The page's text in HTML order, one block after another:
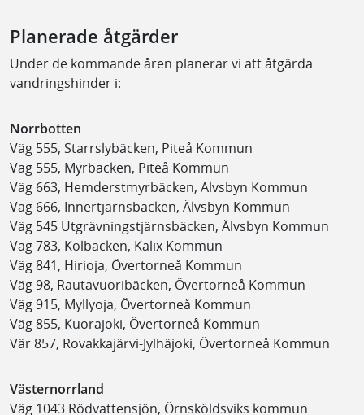
Planerade åtgärder
Under de kommande åren planerar vi att åtgärda
vandringshinder i:
Norrbotten
Väg 555, Starrslybäcken, Piteå Kommun
Väg 555, Myrbäcken, Piteå Kommun
Väg 663, Hemderstmyrbäcken, Älvsbyn Kommun
Väg 666, Innertjärnsbäcken, Älvsbyn Kommun
Väg 545 Utgrävningstjärnsbäcken, Älvsbyn Kommun
Väg 783, Kölbäcken, Kalix Kommun
Väg 841, Hirioja, Övertorneå Kommun
Väg 98, Rautavuoribäcken, Övertorneå Kommun
Väg 915, Myllyoja, Övertorneå Kommun
Väg 855, Kuorajoki, Övertorneå Kommun
Vär 857, Rovakkajärvi-Jylhäjoki, Övertorneå Kommun
Västernorrland
Väg 1043 Rödvattensjön, Örnsköldsviks kommun